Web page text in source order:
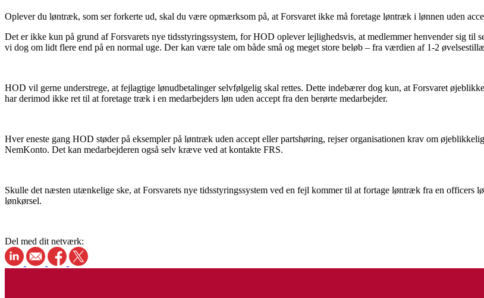
Oplever du løntræk, som ser forkerte ud, skal du være opmærksom på, at Forsvaret ikke må foretage løntræk i lønnen uden
Det er ikke kun på grund af Forsvarets nye tidsstyringssystem, for HOD oplever lejlighedsvis, at medlemmer henvender sig
vi dog om lidt flere end på en normal uge. Der kan være tale om både små og meget store beløb – fra værdien af 1-2
HOD vil gerne understrege, at fejlagtige lønudbetalinger selvfølgelig skal rettes. Dette indebærer dog kun, at Forsvaret
har derimod ikke ret til at foretage træk i en medarbejders løn uden accept fra den berørte medarbejder.
Hver eneste gang HOD støder på eksempler på løntræk uden accept eller partshøring, rejser organisationen krav om
NemKonto. Det kan medarbejderen også selv kræve ved at kontakte FRS.
Skulle det næsten utænkelige ske, at Forsvarets nye tidsstyringssystem ved en fejl kommer til at fortage løntræk fra en
lønkørsel.
Del med dit netværk: